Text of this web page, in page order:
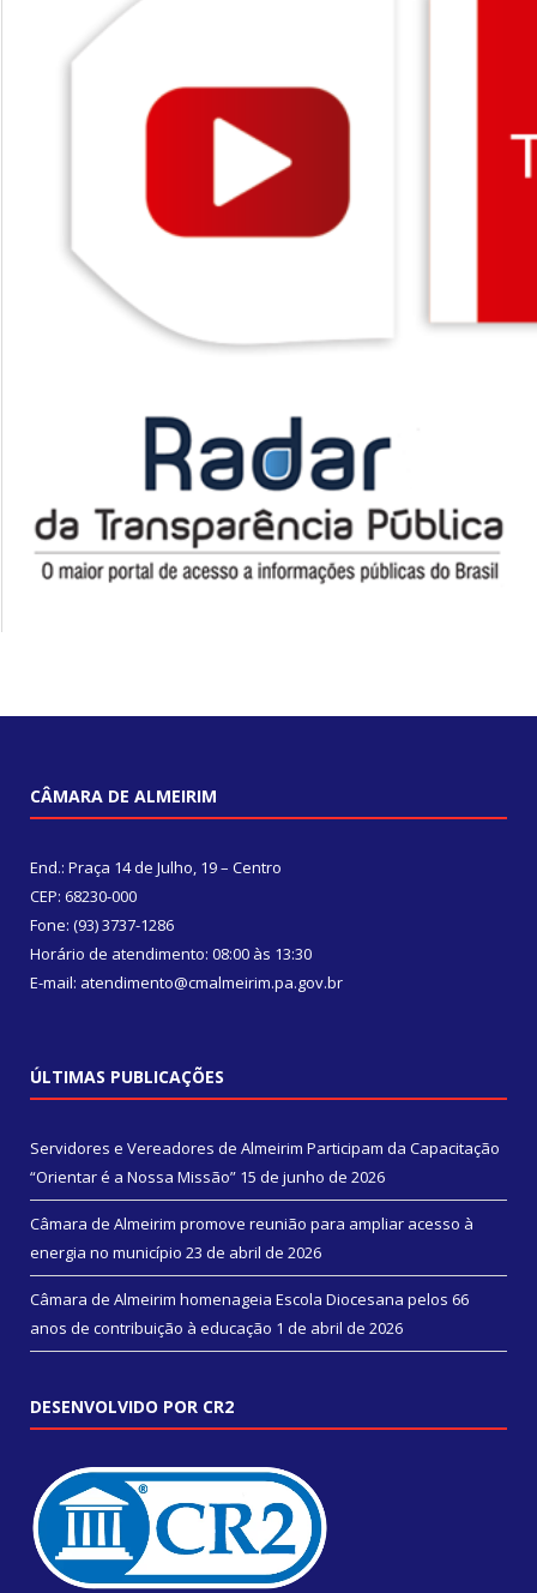
CÂMARA DE ALMEIRIM
End.: Praça 14 de Julho, 19 – Centro
CEP: 68230-000
Fone: (93) 3737-1286
Horário de atendimento: 08:00 às 13:30
E-mail: atendimento@cmalmeirim.pa.gov.br
ÚLTIMAS PUBLICAÇÕES
Servidores e Vereadores de Almeirim Participam da Capacitação
“Orientar é a Nossa Missão” 15 de junho de 2026
Câmara de Almeirim promove reunião para ampliar acesso à
energia no município 23 de abril de 2026
Câmara de Almeirim homenageia Escola Diocesana pelos 66
anos de contribuição à educação 1 de abril de 2026
DESENVOLVIDO POR CR2